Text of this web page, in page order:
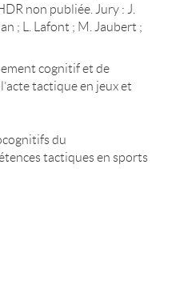
non publiée. Jury : J.
; L. Lafont ; M. Jaubert ;
cognitif et de
tactique en jeux et
du
tactiques en sports